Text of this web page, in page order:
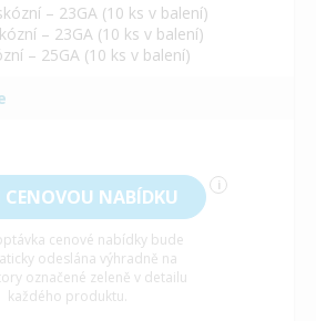
– 23GA (10 ks v balení)
– 23GA (10 ks v balení)
– 25GA (10 ks v balení)
CENOVOU NABÍDKU i
cenové nabídky bude
odeslána výhradně na
označené zeleně v detailu
každého produktu.